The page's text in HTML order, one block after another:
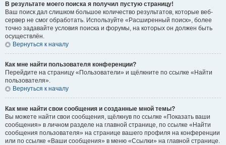
В результате моего поиска я получил пустую страницу!
Ваш поиск дал слишком большое количество результатов, которые веб-
сервер не смог обработать. Используйте «Расширенный поиск», более
точно задавайте условия поиска и форумы, на которых он должен быть
осуществлён.
Вернуться к началу
Как мне найти пользователя конференции?
Перейдите на страницу «Пользователи» и щёлкните по ссылке «Найти
пользователя».
Вернуться к началу
Как мне найти свои сообщения и созданные мной темы?
Вы можете найти свои сообщения, щёлкнув по ссылке «Показать ваши
сообщения» в личном разделе на главной странице, по ссылке «Найти
сообщения пользователя» на странице вашего профиля на конференции
или по ссылке «Ваши сообщения» в меню «Ссылки» на главной странице.